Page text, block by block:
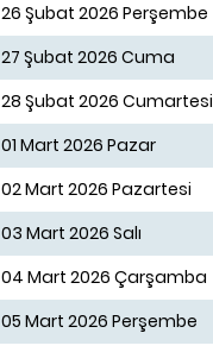
26 Şubat 2026 Perşembe
27 Şubat 2026 Cuma
28 Şubat 2026 Cumartesi
01 Mart 2026 Pazar
02 Mart 2026 Pazartesi
03 Mart 2026 Salı
04 Mart 2026 Çarşamba
05 Mart 2026 Perşembe